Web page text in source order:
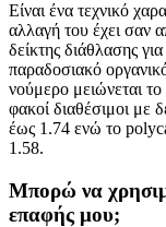
Είναι ένα τεχνικό
αλλαγή του έχει σαν
δείκτης διάθλασης
παραδοσιακό
νούμερο μειώνεται
φακοί διαθέσιμοι με
έως 1.74 ενώ το
1.58.
Μπορώ να
επαφής μου;